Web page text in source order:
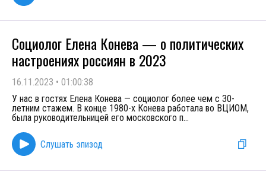
Социолог Елена Конева — о политических
настроениях россиян в 2023
16.11.2023 • 01:00:38
У нас в гостях Елена Конева — социолог более чем с 30-
летним стажем. В конце 1980-х Конева работала во ВЦИОМ,
была руководительницей его московского п...
Слушать эпизод